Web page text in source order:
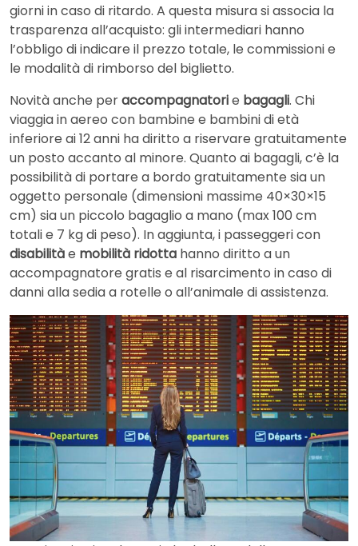
giorni in caso di ritardo. A questa misura si associa la
trasparenza all’acquisto: gli intermediari hanno
l’obbligo di indicare il prezzo totale, le commissioni e
le modalità di rimborso del biglietto.
Novità anche peraccompagnatorie bagagli. Chi
viaggia in aereo con bambine e bambini di età
inferiore ai 12 anni ha diritto a riservare gratuitamente
un posto accanto al minore. Quanto ai bagagli, c’è la
possibilità di portare a bordo gratuitamente sia un
oggetto personale (dimensioni massime 40×30×15
cm) sia un piccolo bagaglio a mano (max 100 cm
totali e 7 kg di peso). In aggiunta, i passeggeri con
disabilitàe mobilità ridotta hanno diritto a un
accompagnatore gratis e al risarcimento in caso di
danni alla sedia a rotelle o all’animale di assistenza.